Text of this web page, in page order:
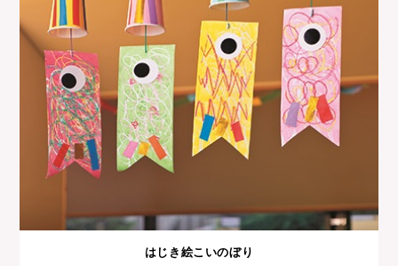
はじき絵こいのぼり